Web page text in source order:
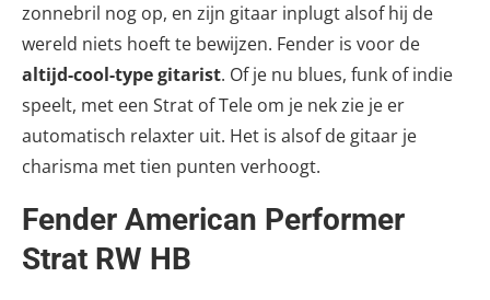
zonnebril nog op, en zijn gitaar inplugt alsof hij de
wereld niets hoeft te bewijzen. Fender is voor de
altijd-cool-type gitarist. Of je nu blues, funk of indie
speelt, met een Strat of Tele om je nek zie je er
automatisch relaxter uit. Het is alsof de gitaar je
charisma met tien punten verhoogt.
Fender American Performer
Strat RW HB